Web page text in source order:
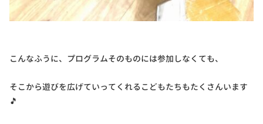
こんなふうに、プログラムそのものには参加しなくても、
そこから遊びを広げていってくれるこどもたちもたくさんいます
🎵